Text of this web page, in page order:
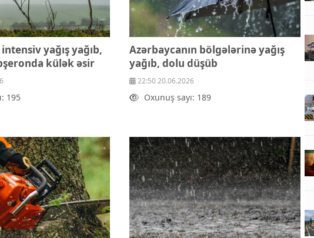
yağış yağıb,
külək əsir
195
Azərbaycanın bölgələrinə yağış
yağıb, dolu düşüb
22:50 20.06.2026
Oxunuş sayı: 189